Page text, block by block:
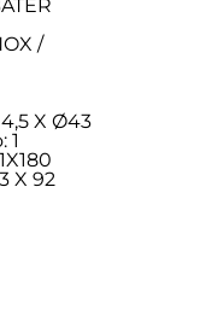
/
X Ø43
1
X 92